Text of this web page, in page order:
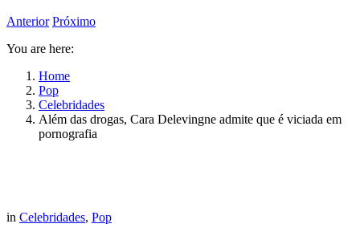
Anterior Próximo
You are here:
Home
Pop
Celebridades
Além das drogas, Cara Delevingne admite que é viciada em
pornografia
in Celebridades, Pop